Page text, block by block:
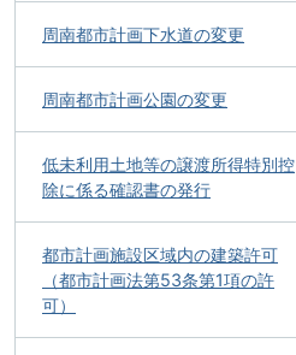
周南都市計画下水道の変更
周南都市計画公園の変更
低未利用土地等の譲渡所得特別控
除に係る確認書の発行
都市計画施設区域内の建築許可
（都市計画法第53条第1項の許
可）